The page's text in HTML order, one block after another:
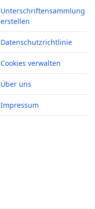
Unterschriftensammlung
erstellen
Datenschutzrichtlinie
Cookies verwalten
Über uns
Impressum